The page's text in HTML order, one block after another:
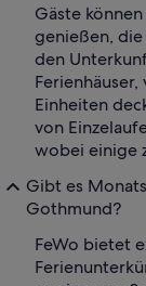
Gäste
genießen, die
den
Einheiten
von
wobei einige
Gibt es
Gothmund?
FeWo bietet